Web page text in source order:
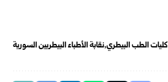
كليات الطب البيطري نقابة الأطباء البيطريين السورية